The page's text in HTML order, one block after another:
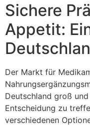
Sichere
Appetit:
Der Markt für
Deutschland groß
Entscheidung zu
verschiedenen